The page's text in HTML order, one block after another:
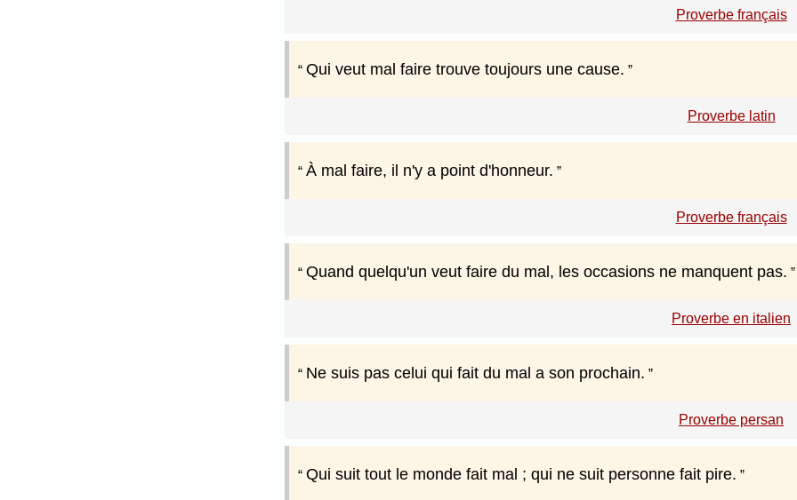
Proverbe français
Qui veut mal faire trouve toujours une cause.
Proverbe latin
À mal faire, il n'y a point d'honneur.
Proverbe français
Quand quelqu'un veut faire du mal, les occasions ne manquent pas.
Proverbe en italien
Ne suis pas celui qui fait du mal a son prochain.
Proverbe persan
Qui suit tout le monde fait mal ; qui ne suit personne fait pire.